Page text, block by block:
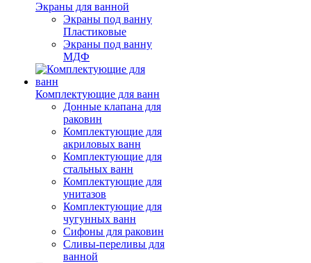
Экраны для ванной
Экраны под ванну
Пластиковые
Экраны под ванну
МДФ
Комплектующие для ванн
Донные клапана для
раковин
Комплектующие для
акриловых ванн
Комплектующие для
стальных ванн
Комплектующие для
унитазов
Комплектующие для
чугунных ванн
Сифоны для раковин
Сливы-переливы для
ванной